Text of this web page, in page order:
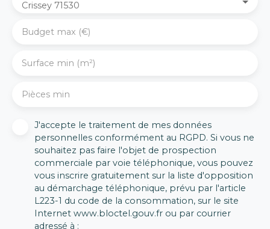
Crissey 71530
Budget max (€)
Surface min (m²)
Pièces min
J'accepte le traitement de mes données
personnelles conformément au RGPD. Si vous ne
souhaitez pas faire l'objet de prospection
commerciale par voie téléphonique, vous pouvez
vous inscrire gratuitement sur la liste d'opposition
au démarchage téléphonique, prévu par l'article
L223-1 du code de la consommation, sur le site
Internet www.bloctel.gouv.fr ou par courrier
adressé à :